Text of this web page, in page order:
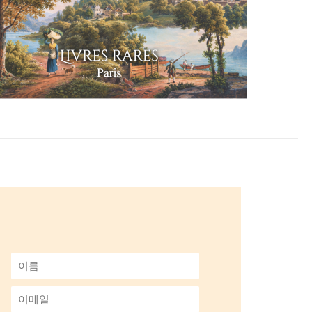
름
*
메